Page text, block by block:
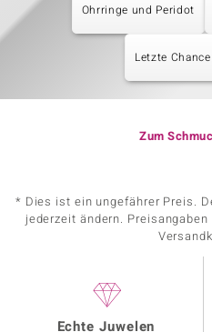
Ohrringe und Peridot
Letzte
Zum
* Dies ist ein ungefährer Preis.
jederzeit ändern.
Echte Juwelen